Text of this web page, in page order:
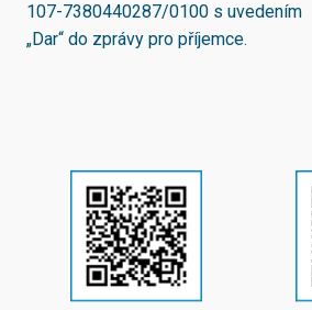
107-7380440287/0100s uvedením
„Dar“ do zprávy pro příjemce.